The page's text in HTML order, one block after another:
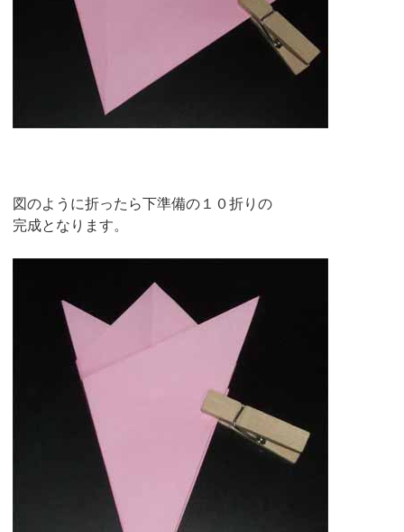
図のように折ったら下準備の１０折りの
完成となります。